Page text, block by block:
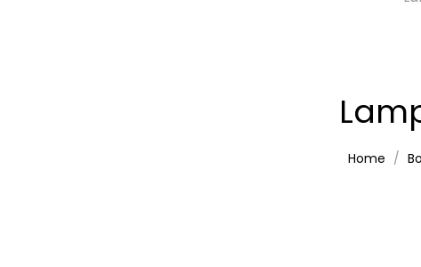
Home